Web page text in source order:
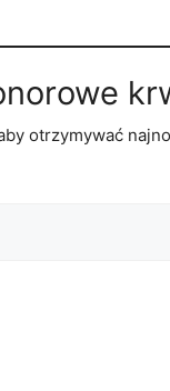
otrzymywać